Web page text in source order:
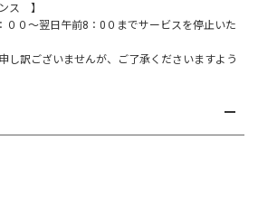
ス 】
００～翌日午前8：0０までサービスを停止いた
し訳ございませんが、ご了承くださいますよう